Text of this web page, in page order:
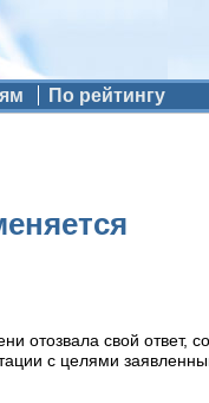
По рейтингу
отозвала свой ответ,
с целями